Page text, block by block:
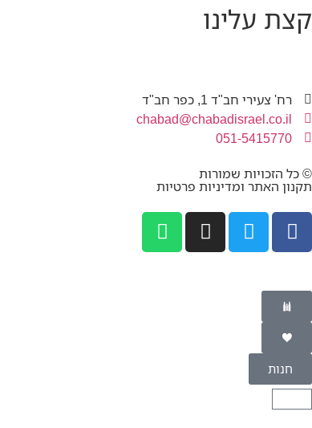
קצת עלינו
רח' צעירי חב"ד 1, כפר חב"ד
chabad@chabadisrael.co.il
051-5415770
© כל הזכויות שמורות
תקנון האתר ומדיניות פרטיות
חנות